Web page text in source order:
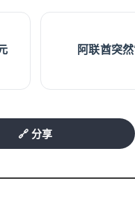
阿联酋突
🔗 分享